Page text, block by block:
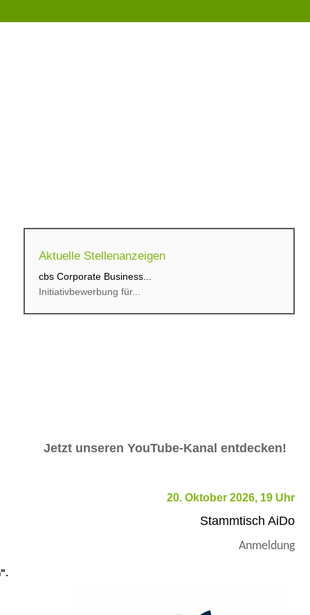
Aktuelle Stellenanzeigen
cbs Corporate Business...
Initiativbewerbung für...
Jetzt unseren YouTube-Kanal entdecken!
20. Oktober 2026, 19 Uhr
Stammtisch AiDo
Anmeldung